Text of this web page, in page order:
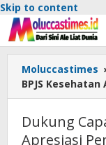
Skip to content
Moluccastimes
BPJS
Dukung
Apresiasi